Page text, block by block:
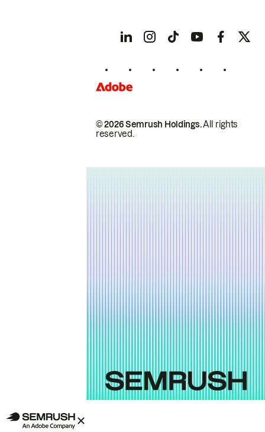
© 2026 Semrush Holdings.All rights
reserved.